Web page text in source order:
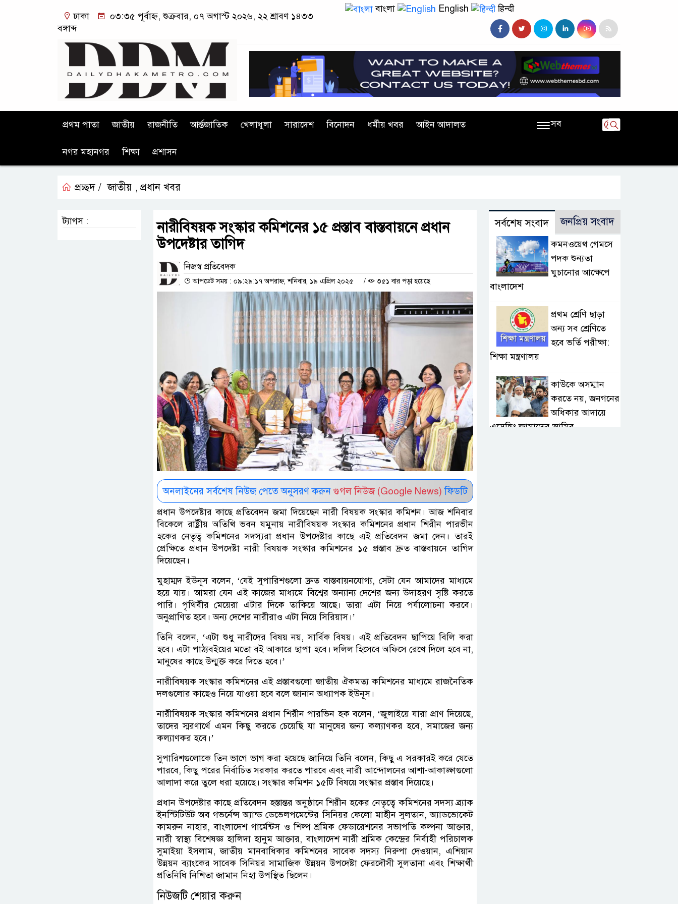
ঢাকা
০৩:৩৫ পূর্বাহ্ন, শুক্রবার, ০৭ অগাস্ট ২০২৬, ২২ শ্রাবণ ১৪৩৩
বঙ্গাব্দ
বাংলা English हिन्दी
প্রথম পাতা জাতীয় রাজনীতি আর্ন্তজাতিক খেলাধুলা সারাদেশ বিনোদন ধর্মীয় খবর আইন আদালত
নগর মহানগর শিক্ষা প্রশাসন
সব
প্রচ্ছদ / জাতীয় , প্রধান খবর
নারীবিষয়ক সংস্কার কমিশনের ১৫ প্রস্তাব বাস্তবায়নে প্রধান
উপদেষ্টার তাগিদ
নিজস্ব প্রতিবেদক
আপডেট সময় : ০৯:২৯:১৭ অপরাহ্ন, শনিবার, ১৯ এপ্রিল ২০২৫ / ৩৫১ বার পড়া হয়েছে
অনলাইনের সর্বশেষ নিউজ পেতে অনুসরণ করুন গুগল নিউজ (Google News) ফিডটি
প্রধান উপদেষ্ট‍ার কাছে প্রতিবেদন জমা দিয়েছেন নারী বিষয়ক সংস্কার কমিশন। আজ শনিবার
বিকেলে রাষ্ট্রীয় অতিথি ভবন যমুনায় নারীবিষয়ক সংস্কার কমিশনের প্রধান শিরীন পারভীন
হকের নেতৃত্ব কমিশনের সদস্যরা প্রধান উপদেষ্টার কাছে এই প্রতিবেদন জমা দেন। তারই
প্রেক্ষিতে প্রধান উপদেষ্টা নারী বিষয়ক সংস্কার কমিশনের ১৫ প্রস্তাব দ্রুত বাস্তবায়নে তাগিদ
দিয়েছেন।
মুহাম্মদ ইউনূস বলেন, ‘যেই সুপারিশগুলো দ্রুত বাস্তবায়নযোগ্য, সেটা যেন আমাদের মাধ্যমে
হয়ে যায়। আমরা যেন এই কাজের মাধ্যমে বিশ্বের অন্যান্য দেশের জন্য উদাহরণ সৃষ্টি করতে
পারি। পৃথিবীর মেয়েরা এটার দিকে তাকিয়ে আছে। তারা এটা নিয়ে পর্যালোচনা করবে।
অনুপ্রাণিত হবে। অন্য দেশের নারীরাও এটা নিয়ে সিরিয়াস।’
তিনি বলেন, ‘এটা শুধু নারীদের বিষয় নয়, সার্বিক বিষয়। এই প্রতিবেদন ছাপিয়ে বিলি করা
হবে। এটা পাঠ্যবইয়ের মতো বই আকারে ছাপা হবে। দলিল হিসেবে অফিসে রেখে দিলে হবে না,
মানুষের কাছে উন্মুক্ত করে দিতে হবে।’
নারীবিষয়ক সংস্কার কমিশনের এই প্রস্তাবগুলো জাতীয় ঐকমত্য কমিশনের মাধ্যমে রাজনৈতিক
দলগুলোর কাছেও নিয়ে যাওয়া হবে বলে জানান অধ্যাপক ইউনূস।
নারীবিষয়ক সংস্কার কমিশনের প্রধান শিরীন পারভিন হক বলেন, ‘জুলাইয়ে যারা প্রাণ দিয়েছে,
তাদের স্মরণার্থে এমন কিছু করতে চেয়েছি যা মানুষের জন্য কল্যাণকর হবে, সমাজের জন্য
কল্যাণকর হবে।’
সুপারিশগুলোকে তিন ভাগে ভাগ করা হয়েছে জানিয়ে তিনি বলেন, কিছু এ সরকারই করে যেতে
পারবে, কিছু পরের নির্বাচিত সরকার করতে পারবে এবং নারী আন্দোলনের আশা-আকাঙ্ক্ষাগুলো
আলাদা করে তুলে ধরা হয়েছে। সংস্কার কমিশন ১৫টি বিষয়ে সংস্কার প্রস্তাব দিয়েছে।
প্রধান উপদেষ্টার কাছে প্রতিবেদন হস্তান্তর অনুষ্ঠানে শিরীন হকের নেতৃত্বে কমিশনের সদস্য ব্র্যাক
ইনস্টিটিউট অব গভর্নেন্স অ্যান্ড ডেভেলপমেন্টের সিনিয়র ফেলো মাহীন সুলতান, অ‍্যাডভোকেট
কামরুন নাহার, বাংলাদেশ গার্মেন্টস ও শিল্প শ্রমিক ফেডারেশনের সভাপতি কল্পনা আক্তার,
নারী স্বাস্থ্য বিশেষজ্ঞ হালিদা হানুম আক্তার, বাংলাদেশ নারী শ্রমিক কেন্দ্রের নির্বাহী পরিচালক
সুমাইয়া ইসলাম, জাতীয় মানবাধিকার কমিশনের সাবেক সদস্য নিরুপা দেওয়ান, এশিয়ান
উন্নয়ন ব্যাংকের সাবেক সিনিয়র সামাজিক উন্নয়ন উপদেষ্টা ফেরদৌসী সুলতানা এবং শিক্ষার্থী
প্রতিনিধি নিশিতা জামান নিহা উপস্থিত ছিলেন।
নিউজটি শেয়ার করুন
ট্যাগস : সর্বশেষ সংবাদ জনপ্রিয় সংবাদ
কমনওয়েথ গেমসে
পদক শুন্যতা
ঘুচানোর আক্ষেপে
বাংলাদেশ
প্রথম শ্রেণি ছাড়া
অন্য সব শ্রেণিতে
হবে ভর্তি পরীক্ষা:
শিক্ষা মন্ত্রণালয়
কাউকে অসম্মান
করতে নয়, জনগনের
অধিকার আদায়ে
এসেছিঃ জামাতের আমির